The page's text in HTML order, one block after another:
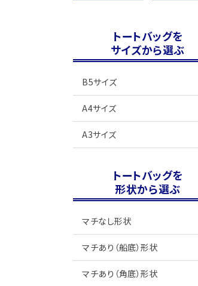
トートバッグを
サイズから選ぶ
B5サイズ
A4サイズ
A3サイズ
トートバッグを
形状から選ぶ
マチなし形状
マチあり（船底）形状
マチあり（角底）形状